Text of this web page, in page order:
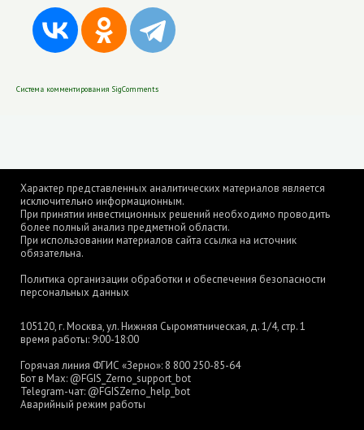
Система комментирования SigComments
Характер представленных аналитических материалов является
исключительно информационным.
При принятии инвестиционных решений необходимо проводить
более полный анализ предметной области.
При использовании материалов сайта ссылка на источник
обязательна.
Политика организации обработки и обеспечения безопасности
персональных данных
105120, г. Москва, ул. Нижняя Сыромятническая, д. 1/4, стр. 1
время работы: 9:00-18:00
Горячая линия ФГИС «Зерно»: 8 800 250-85-64
Бот в Max: @FGIS_Zerno_support_bot
Telegram-чат: @FGISZerno_help_bot
Аварийный режим работы